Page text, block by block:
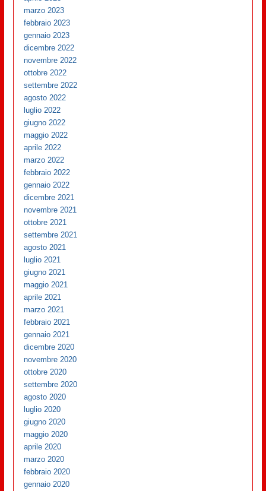
marzo 2023
febbraio 2023
gennaio 2023
dicembre 2022
novembre 2022
ottobre 2022
settembre 2022
agosto 2022
luglio 2022
giugno 2022
maggio 2022
aprile 2022
marzo 2022
febbraio 2022
gennaio 2022
dicembre 2021
novembre 2021
ottobre 2021
settembre 2021
agosto 2021
luglio 2021
giugno 2021
maggio 2021
aprile 2021
marzo 2021
febbraio 2021
gennaio 2021
dicembre 2020
novembre 2020
ottobre 2020
settembre 2020
agosto 2020
luglio 2020
giugno 2020
maggio 2020
aprile 2020
marzo 2020
febbraio 2020
gennaio 2020